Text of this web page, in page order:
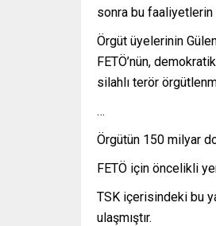
sonra bu faaliyetlerin
Örgüt üyelerinin
FETÖ’nün,
silahlı terör
…
Örgütün 150 milyar
FETÖ için öncelikli
TSK içerisindeki bu
ulaşmıştır.